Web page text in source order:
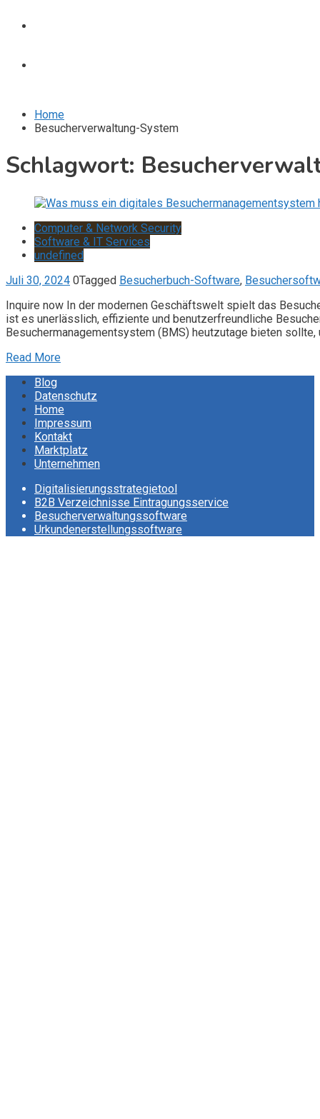
Home
Besucherverwaltung-System
Schlagwort:
Computer & Network Security
Software & IT Services
undefined
Juli 30, 2024 0Tagged Besucherbuch-Software,
Inquire now In der modernen Geschäftswelt spielt das
ist es unerlässlich, effiziente und benutzerfreundliche
Besuchermanagementsystem (BMS) heutzutage bieten
Read More
Blog
Datenschutz
Home
Impressum
Kontakt
Marktplatz
Unternehmen
Digitalisierungsstrategietool
B2B Verzeichnisse Eintragungsservice
Besucherverwaltungssoftware
Urkundenerstellungssoftware